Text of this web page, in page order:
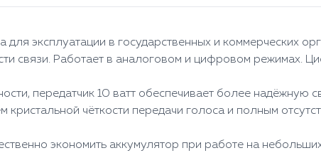
эксплуатации в государственных и коммерческих
связи. Работает в аналоговом и цифровом режимах.
передатчик 10 ватт обеспечивает более надёжную
чёткости передачи голоса и полным
экономить аккумулятор при работе на